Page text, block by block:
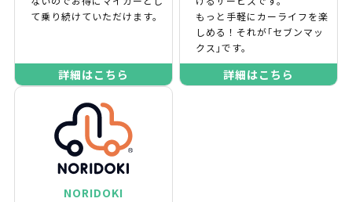
て乗り続けていただけます。
詳細はこちら
もっと手軽にカーライフを楽
しめる！それが｢セブンマッ
クス｣です。
詳細はこちら
NORIDOKI